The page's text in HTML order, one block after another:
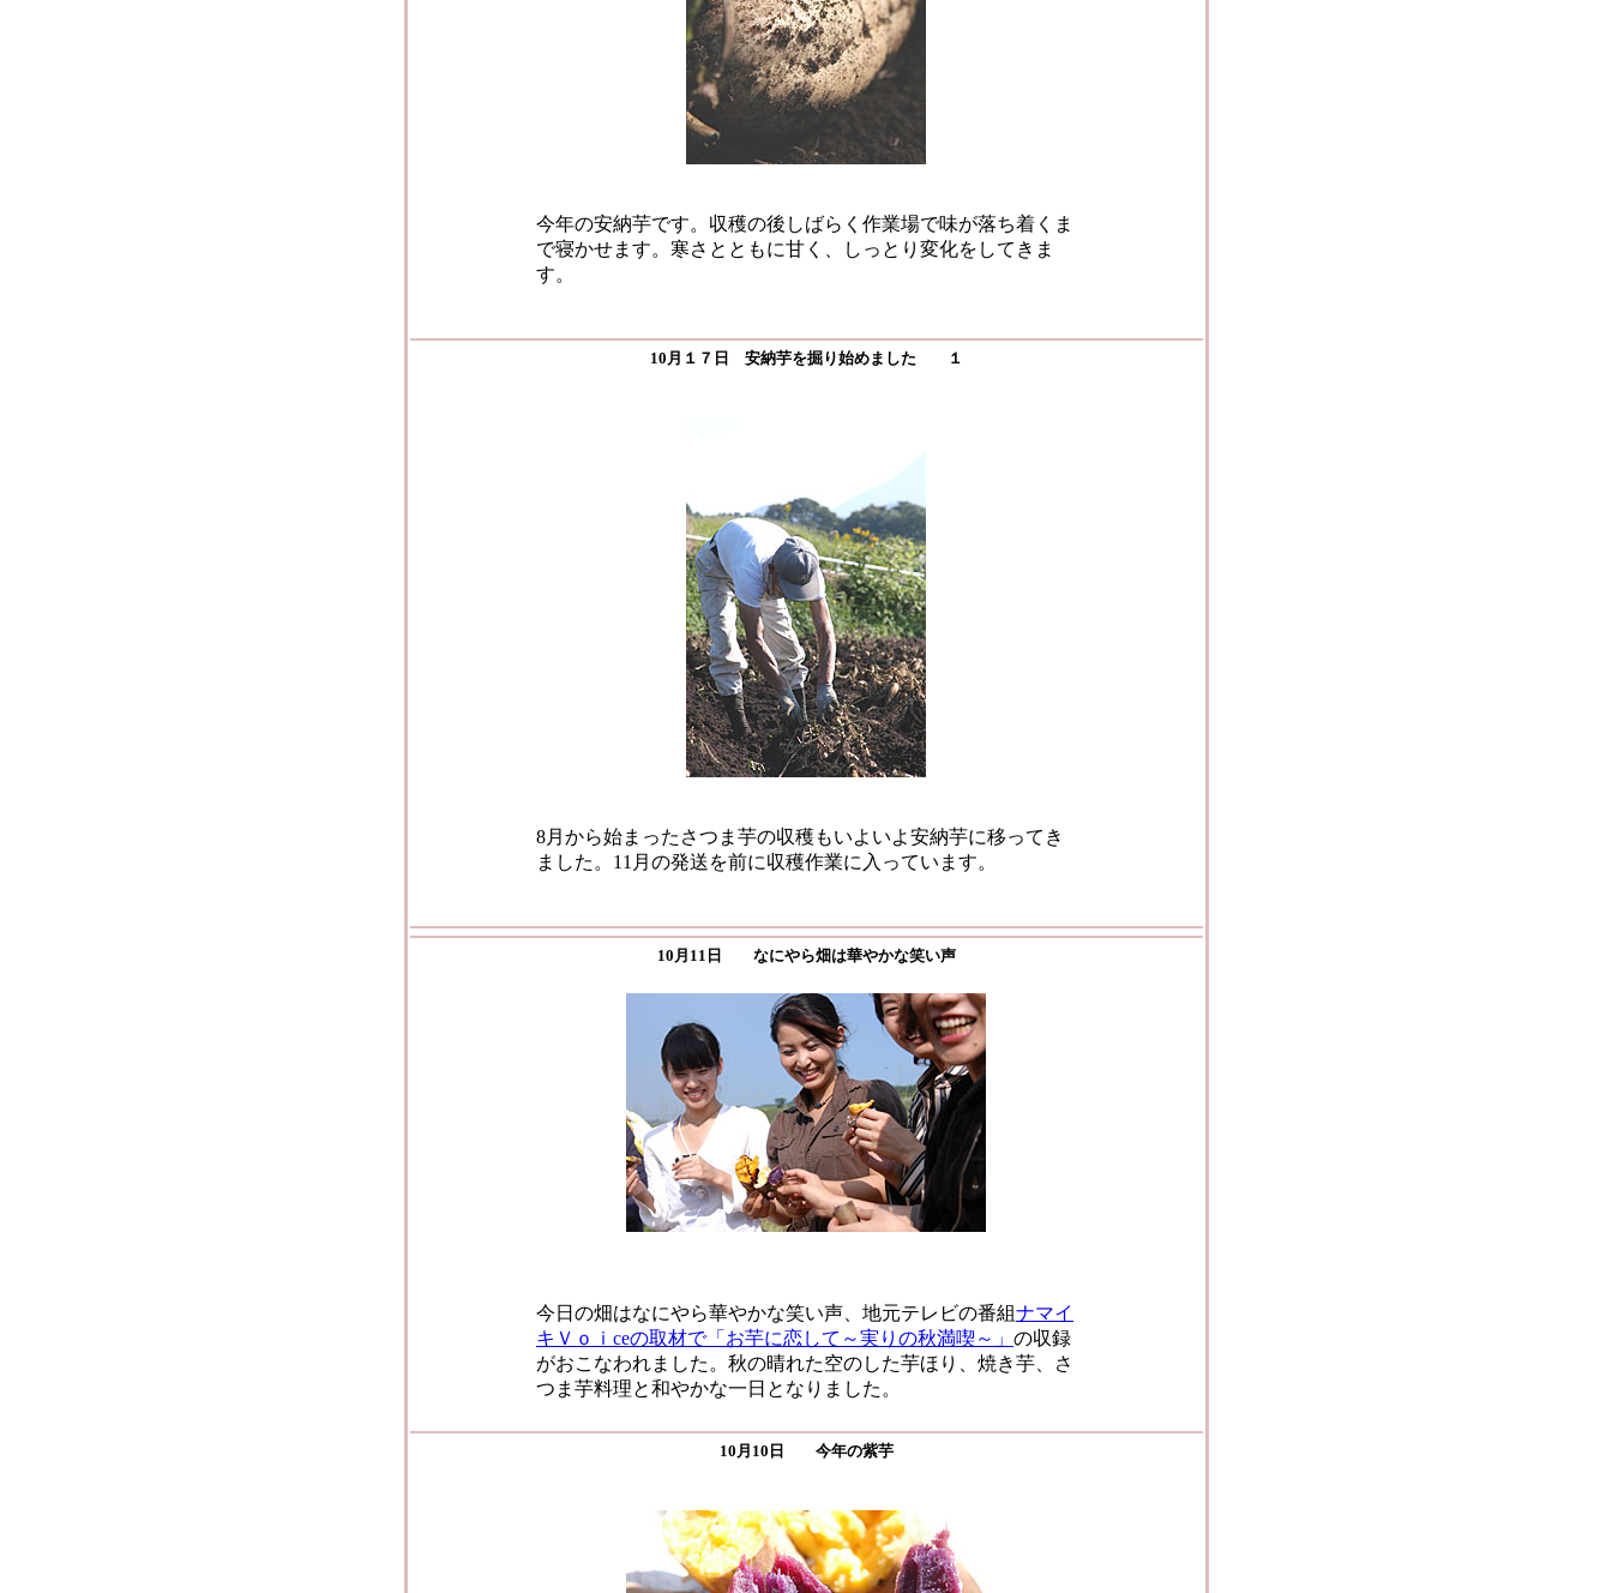
今年の安納芋です。収穫の後しばらく作業場で味が落ち着くま
で寝かせます。寒さとともに甘く、しっとり変化をしてきま
す。
10月１７日 安納芋を掘り始めました １
8月から始まったさつま芋の収穫もいよいよ安納芋に移ってき
ました。11月の発送を前に収穫作業に入っています。
10月11日 なにやら畑は華やかな笑い声
今日の畑はなにやら華やかな笑い声、地元テレビの番組ナマイ
キＶｏｉceの取材で「お芋に恋して～実りの秋満喫～」 の収録
がおこなわれました。秋の晴れた空のした芋ほり、焼き芋、さ
つま芋料理と和やかな一日となりました。
10月10日 今年の紫芋